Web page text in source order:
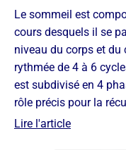
Le sommeil est
cours desquels il se
niveau du corps et du
rythmée de 4 à 6
est subdivisé en 4
rôle précis pour la
Lire l'article